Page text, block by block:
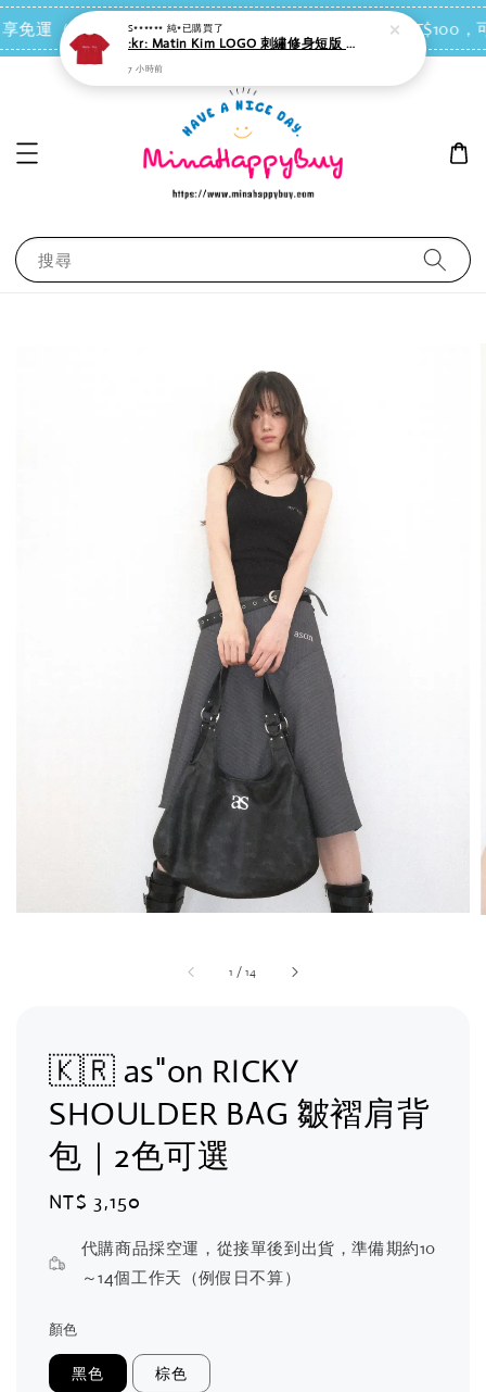
運（台灣離島地區除外） 會員每消費NT$100，
搜尋
1 /14
🇰🇷 as"on RICKY
SHOULDER BAG 皺褶肩背
包｜2色可選
Regular
NT$ 3,150
代購商品採空運，從接單後到出貨，準備期約10
～14個工作天（例假日不算）
顏色
黑色 棕色
S****** 純*已購買了